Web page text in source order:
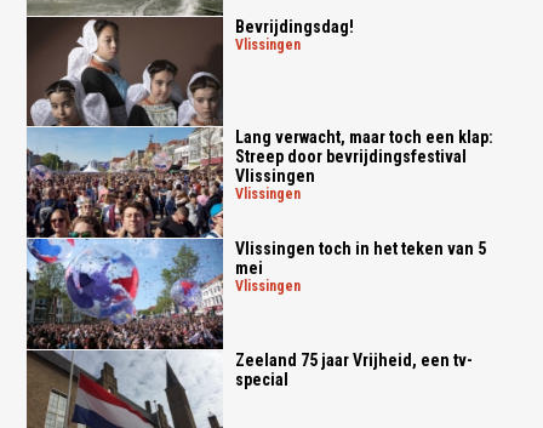
Bevrijdingsdag!
vlissingen
Lang verwacht, maar toch een klap:
Streep door bevrijdingsfestival
Vlissingen
vlissingen
Vlissingen toch in het teken van 5
mei
vlissingen
Zeeland 75 jaar Vrijheid, een tv-
special